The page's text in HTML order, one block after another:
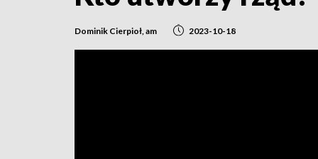
Dominik Cierpioł, am 2023-10-18